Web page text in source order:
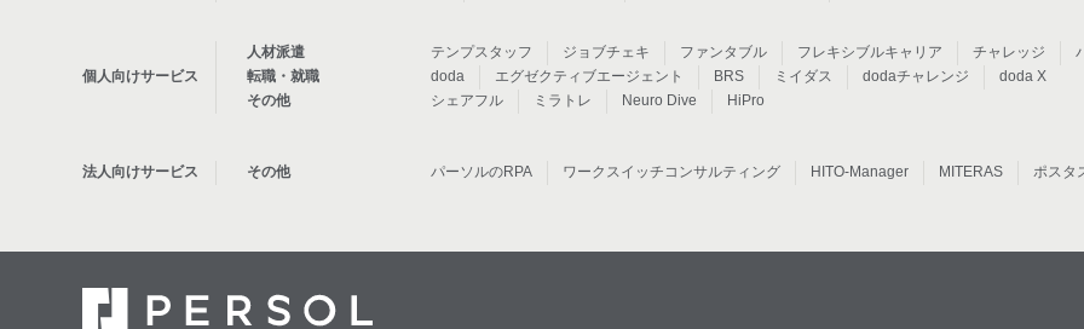
個人向けサービス
人材派遣 テンプスタッフ ジョブチェキ ファンタブル フレキシブルキャリア チャレッジ
転職・就職
doda エグゼクティブエージェント BRS ミイダス dodaチャレンジ
doda X
その他
シェアフル ミラトレ Neuro Dive HiPro
法人向けサービス その他 パーソルのRPA ワークスイッチコンサルティング HITO-Manager MITERAS ポスタ